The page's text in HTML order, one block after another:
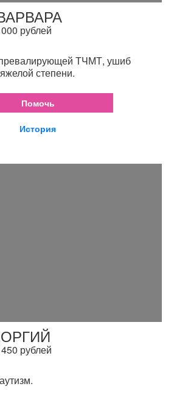
рублей
ТЧМТ, ушиб
степени.
Помочь
История
рублей